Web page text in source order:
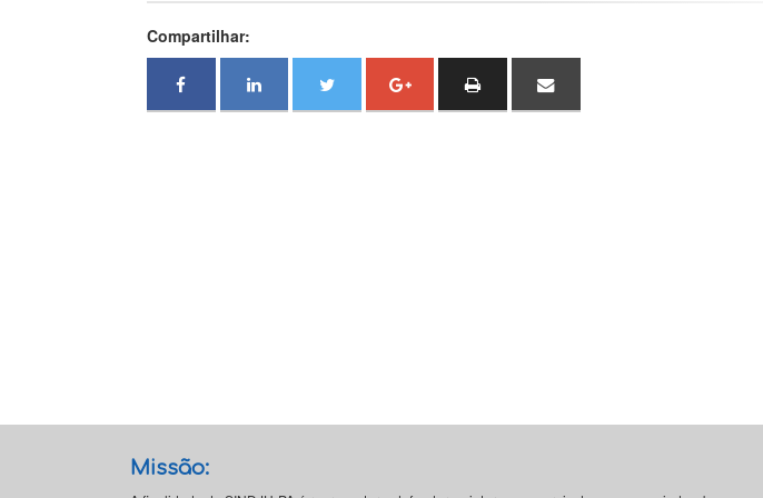
Compartilhar:
Missão: